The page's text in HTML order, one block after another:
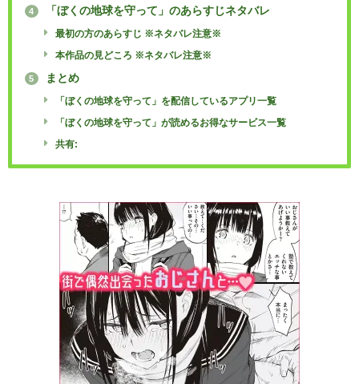
4 「ぼくの地球を守って」のあらすじネタバレ
最初の方のあらすじ ※ネタバレ注意※
本作品の見どころ ※ネタバレ注意※
5 まとめ
「ぼくの地球を守って」を配信しているアプリ一覧
「ぼくの地球を守って」が読めるお得なサービス一覧
共有: